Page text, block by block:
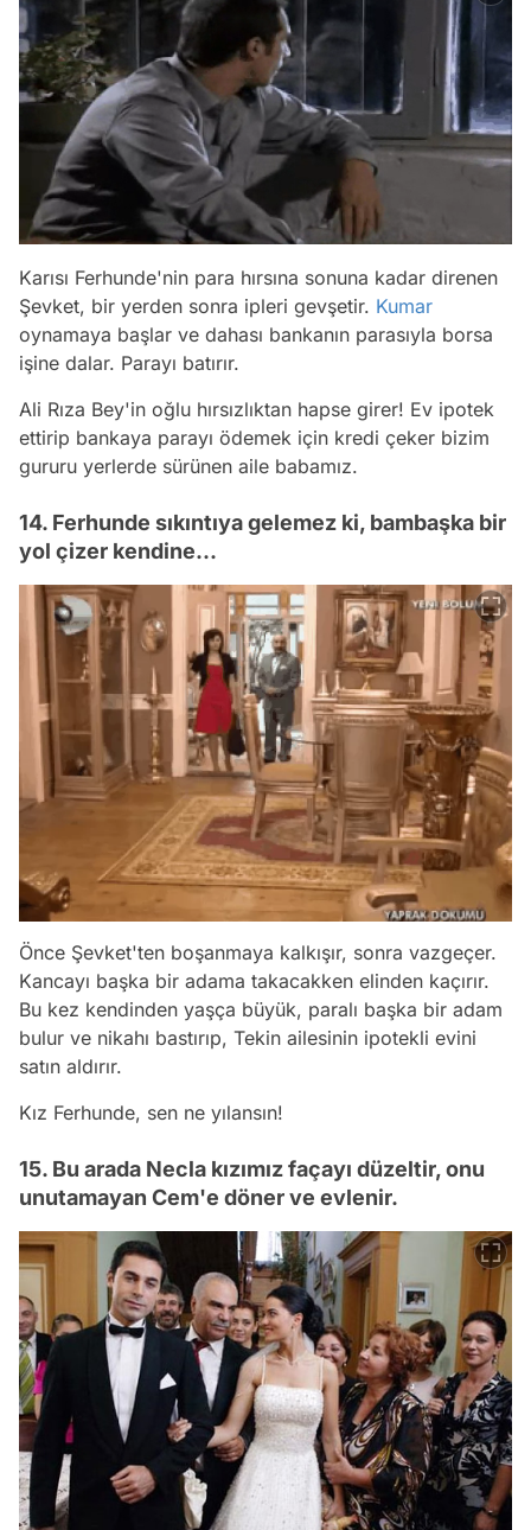
Karısı Ferhunde'nin para hırsına sonuna kadar direnen
Şevket, bir yerden sonra ipleri gevşetir. Kumar
oynamaya başlar ve dahası bankanın parasıyla borsa
işine dalar. Parayı batırır.
Ali Rıza Bey'in oğlu hırsızlıktan hapse girer! Ev ipotek
ettirip bankaya parayı ödemek için kredi çeker bizim
gururu yerlerde sürünen aile babamız.
14. Ferhunde sıkıntıya gelemez ki, bambaşka bir
yol çizer kendine...
Önce Şevket'ten boşanmaya kalkışır, sonra vazgeçer.
Kancayı başka bir adama takacakken elinden kaçırır.
Bu kez kendinden yaşça büyük, paralı başka bir adam
bulur ve nikahı bastırıp, Tekin ailesinin ipotekli evini
satın aldırır.
Kız Ferhunde, sen ne yılansın!
15. Bu arada Necla kızımız façayı düzeltir, onu
unutamayan Cem'e döner ve evlenir.